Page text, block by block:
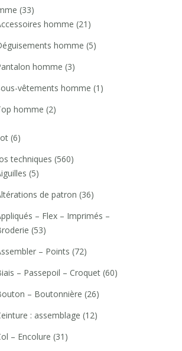
(33)
homme (21)
homme (5)
homme (3)
vêtements homme (1)
homme (2)
(6)
techniques (560)
(5)
de patron (36)
– Flex – Imprimés –
(53)
– Points (72)
– Passepoil – Croquet (60)
– Boutonnière (26)
: assemblage (12)
– Encolure (31)